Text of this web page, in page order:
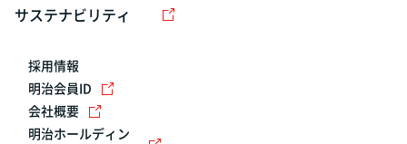
サステナビリティ
採用情報
明治会員ID
会社概要
明治ホールディン